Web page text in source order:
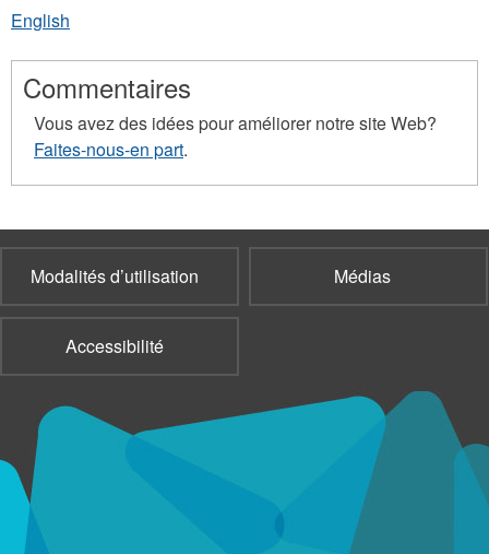
English
Commentaires
Vous avez des idées pour améliorer notre site Web?
Faites-nous-en part.
Modalités d’utilisation Médias
Accessibilité